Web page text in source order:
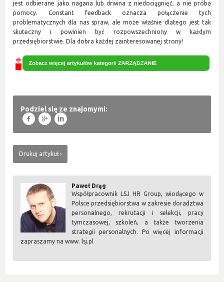
jest odbierane jako nagana lub drwina z niedociągnięć, a nie próba
pomocy. Constant feedback oznacza połączenie tych
problematycznych dla nas spraw, ale może właśnie dlatego jest tak
skuteczny i powinien być rozpowszechniony w każdym
przedsiębiorstwie. Dla dobra każdej zainteresowanej strony!
Podziel się ze znajomymi:
f g l
Drukuj artykuł
Paweł Drąg
Współpracownik LSJ HR Group, wiodącego w
Polsce przedsiębiorstwa w zakresie doradztwa
personalnego, rekrutacji i selekcji, pracy
tymczasowej, szkoleń, a także tworzenia
strategii personalnych. Po więcej informacji
zapraszamy na www. lsj.pl